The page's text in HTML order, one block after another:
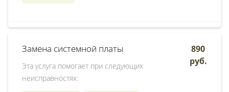
Замена системной платы
Эта услуга помогает при следующих
неисправностях:
890
руб.